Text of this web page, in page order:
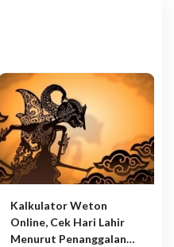
Kalkulator Weton
Online, Cek Hari Lahir
Menurut Penanggalan